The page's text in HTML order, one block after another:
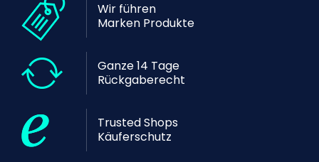
Wir führen
Marken Produkte
Ganze 14 Tage
Rückgaberecht
Trusted Shops
Käuferschutz